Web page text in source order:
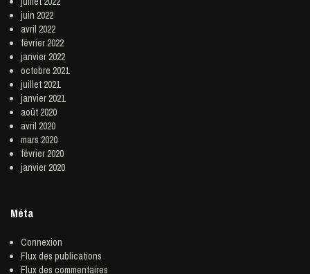
juin 2022
avril 2022
février 2022
janvier 2022
octobre 2021
juillet 2021
janvier 2021
août 2020
avril 2020
mars 2020
février 2020
janvier 2020
Méta
Connexion
Flux des publications
Flux des commentaires